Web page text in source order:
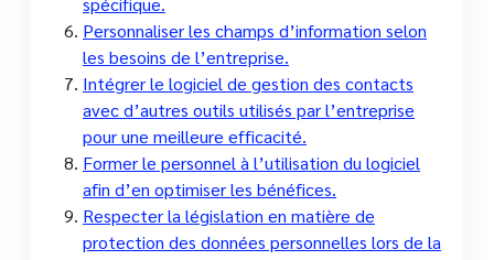
Personnaliser les champs d’information selon
les besoins de l’entreprise.
Intégrer le logiciel de gestion des contacts
avec d’autres outils utilisés par l’entreprise
pour une meilleure efficacité.
Former le personnel à l’utilisation du logiciel
afin d’en optimiser les bénéfices.
Respecter la législation en matière de
protection des données personnelles lors de la